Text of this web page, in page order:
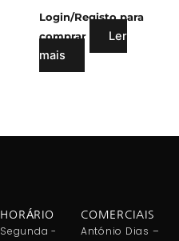
Login/Registo para
comprar
Ler
mais
HORÁRIO
Segunda -
COMERCIAIS
António Dias –